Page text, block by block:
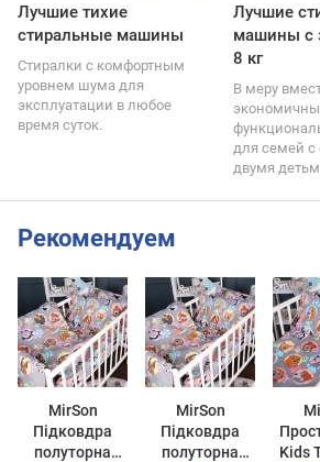
Лучшие тихие
стиральные машины
Стиралки с комфортным
уровнем шума для
эксплуатации в любое
время суток.
Лучшие
машины с
8 кг
В меру
для семей
двумя
Рекомендуем
MirSon
Підковдра
полуторна
MirSon
Підковдра
полуторна
Kids